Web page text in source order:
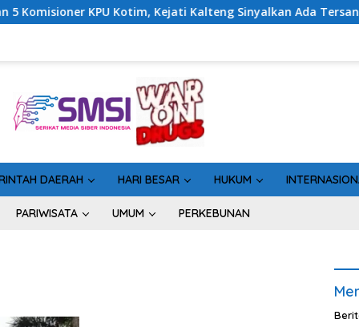
Kotim, Kejati Kalteng Sinyalkan Ada Tersangka Baru di
DAERAH HARI BESAR HUKUM
PARIWISATA UMUM PERKEBUNAN